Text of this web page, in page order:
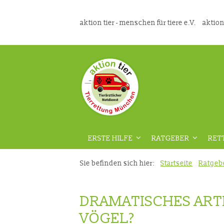
aktion tier - menschen für tiere e.V.
ERSTE HILFE
DIE RICHTIGE VORBEREITUNG
VIDEOKURS
RATGEBER
AUS DER
Sie befinden sich hier: Startseite
DRAMATISCHES
VÖGEL?